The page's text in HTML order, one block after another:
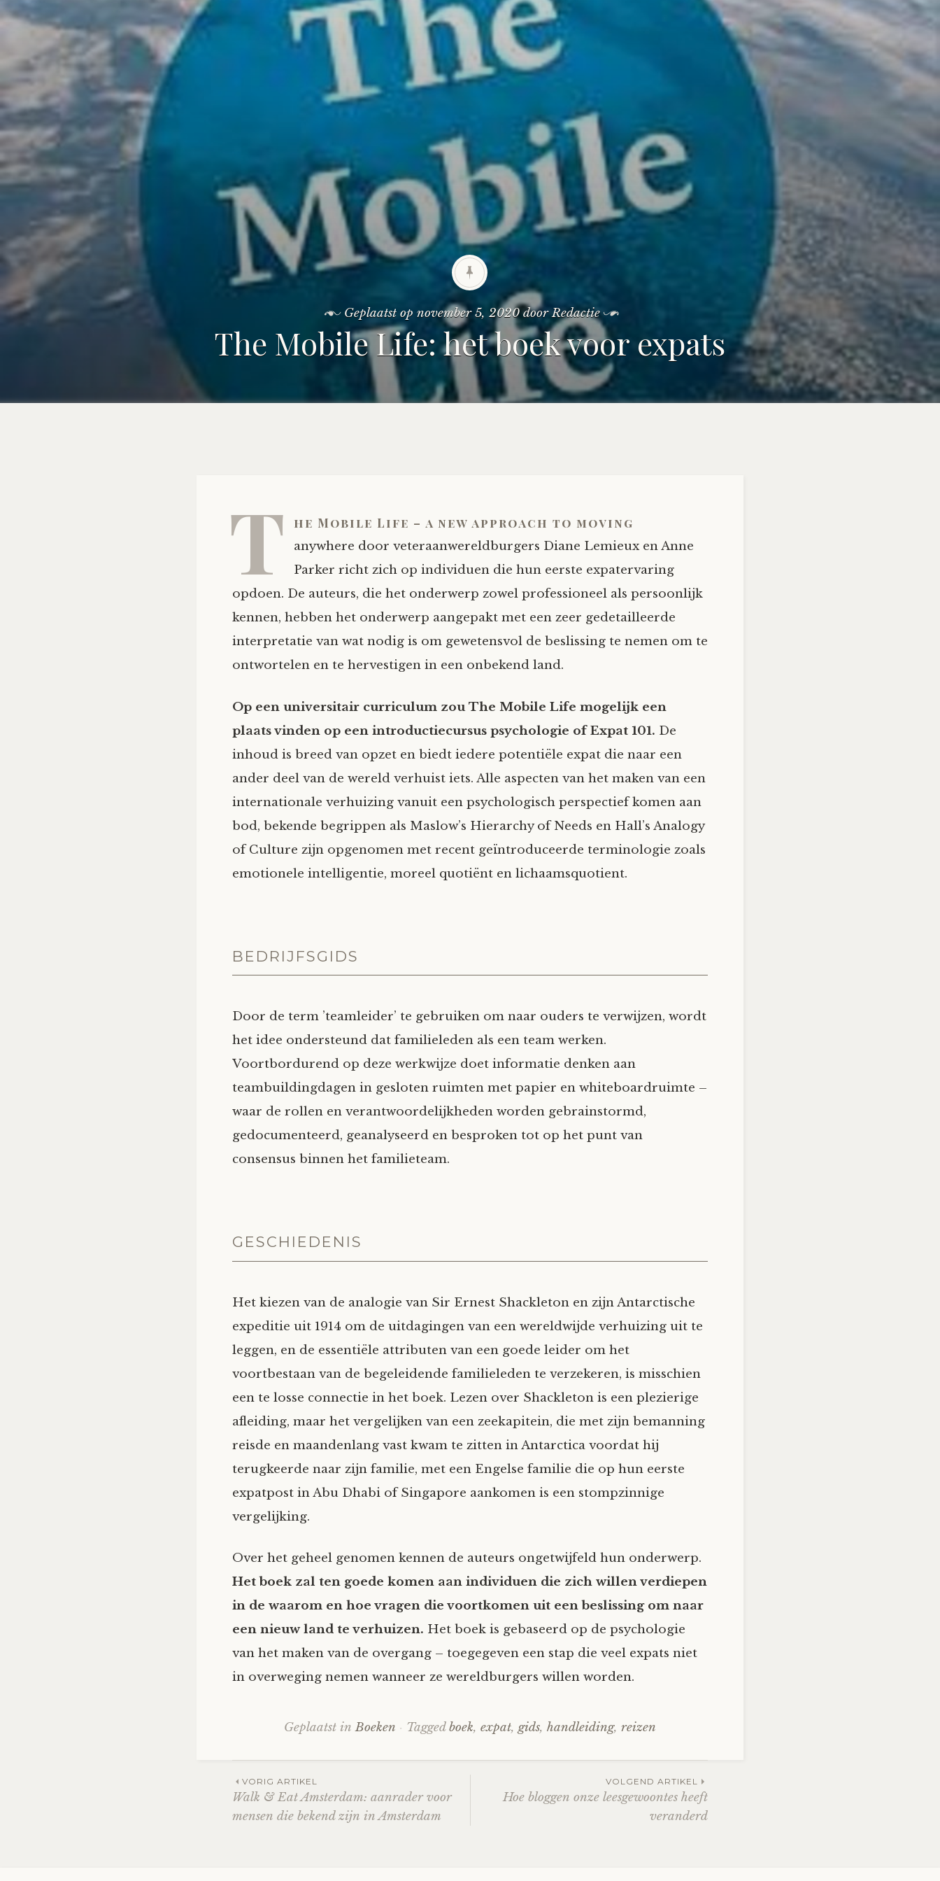
Geplaatst opnovember 5, 2020 doorRedactie
The Mobile Life: het boek voor expats
T he Mobile Life – a new approach to moving
anywhere door veteraanwereldburgers Diane Lemieux en Anne
Parker richt zich op individuen die hun eerste expatervaring
opdoen. De auteurs, die het onderwerp zowel professioneel als persoonlijk
kennen, hebben het onderwerp aangepakt met een zeer gedetailleerde
interpretatie van wat nodig is om gewetensvol de beslissing te nemen om te
ontwortelen en te hervestigen in een onbekend land.
Op een universitair curriculum zou The Mobile Life mogelijk een
plaats vinden op een introductiecursus psychologie of Expat 101. De
inhoud is breed van opzet en biedt iedere potentiële expat die naar een
ander deel van de wereld verhuist iets. Alle aspecten van het maken van een
internationale verhuizing vanuit een psychologisch perspectief komen aan
bod, bekende begrippen als Maslow’s Hierarchy of Needs en Hall’s Analogy
of Culture zijn opgenomen met recent geïntroduceerde terminologie zoals
emotionele intelligentie, moreel quotiënt en lichaamsquotient.
BEDRIJFSGIDS
Door de term ’teamleider’ te gebruiken om naar ouders te verwijzen, wordt
het idee ondersteund dat familieleden als een team werken.
Voortbordurend op deze werkwijze doet informatie denken aan
teambuildingdagen in gesloten ruimten met papier en whiteboardruimte –
waar de rollen en verantwoordelijkheden worden gebrainstormd,
gedocumenteerd, geanalyseerd en besproken tot op het punt van
consensus binnen het familieteam.
GESCHIEDENIS
Het kiezen van de analogie van Sir Ernest Shackleton en zijn Antarctische
expeditie uit 1914 om de uitdagingen van een wereldwijde verhuizing uit te
leggen, en de essentiële attributen van een goede leider om het
voortbestaan van de begeleidende familieleden te verzekeren, is misschien
een te losse connectie in het boek. Lezen over Shackleton is een plezierige
afleiding, maar het vergelijken van een zeekapitein, die met zijn bemanning
reisde en maandenlang vast kwam te zitten in Antarctica voordat hij
terugkeerde naar zijn familie, met een Engelse familie die op hun eerste
expatpost in Abu Dhabi of Singapore aankomen is een stompzinnige
vergelijking.
Over het geheel genomen kennen de auteurs ongetwijfeld hun onderwerp.
Het boek zal ten goede komen aan individuen die zich willen verdiepen
in de waarom en hoe vragen die voortkomen uit een beslissing om naar
een nieuw land te verhuizen. Het boek is gebaseerd op de psychologie
van het maken van de overgang – toegegeven een stap die veel expats niet
in overweging nemen wanneer ze wereldburgers willen worden.
Geplaatst inBoeken Taggedboek, expat, gids, handleiding, reizen
Berichtnavigatie
VORIG ARTIKEL
Walk & Eat Amsterdam: aanrader voor
mensen die bekend zijn in Amsterdam
VOLGEND ARTIKEL
Hoe bloggen onze leesgewoontes heeft
veranderd